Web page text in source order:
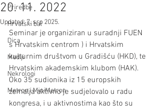
Priredbe
Hrvatski bal
Dica
Mediji
Nekrologi
Metron i MiniMetron
20. 11. 2022
Updated:7. srp 2025.
Seminar je organiziran u suradnji FUEN
s Hrvatskim centrom ) i Hrvatskim
kulturnim društvom u Gradišću (HKD), te
Hrvatskim akademskim klubom (HAK).
Oko 35 sudionika iz 15 europskih
zemalja aktivno je sudjelovalo u radu
kongresa, i u aktivnostima kao što su